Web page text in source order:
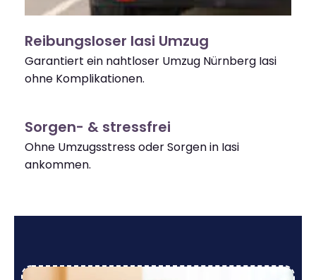
Reibungsloser Iasi Umzug
Garantiert ein nahtloser Umzug Nürnberg Iasi
ohne Komplikationen.
Sorgen- & stressfrei
Ohne Umzugsstress oder Sorgen in Iasi
ankommen.